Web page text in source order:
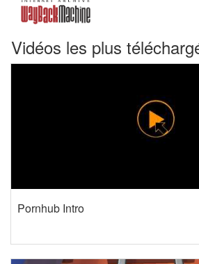
Vidéos les plus
Pornhub Intro